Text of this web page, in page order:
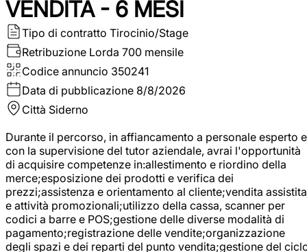
VENDITA - 6 MESI
Tipo di contratto Tirocinio/Stage
Retribuzione Lorda 700 mensile
Codice annuncio 350241
Data di pubblicazione 8/8/2026
Città Siderno
Durante il percorso, in affiancamento a personale esperto e
con la supervisione del tutor aziendale, avrai l'opportunità
di acquisire competenze in:allestimento e riordino della
merce;esposizione dei prodotti e verifica dei
prezzi;assistenza e orientamento al cliente;vendita assistita
e attività promozionali;utilizzo della cassa, scanner per
codici a barre e POS;gestione delle diverse modalità di
pagamento;registrazione delle vendite;organizzazione
degli spazi e dei reparti del punto vendita;gestione del